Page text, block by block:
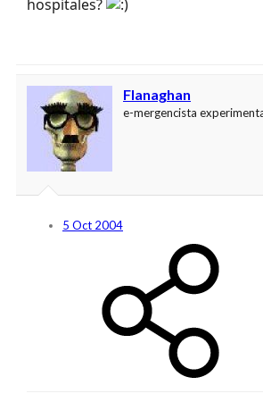
hospitales?
Flanaghan
e-mergencista
5 Oct 2004